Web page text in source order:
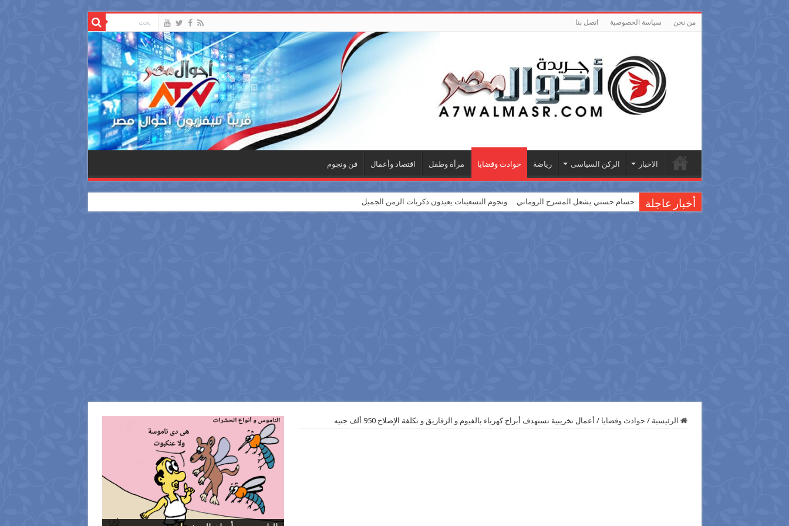
من نحن سياسة الخصوصية اتصل بنا
الاخبار الركن السياسى رياضة حوادث وقضايا مرأة وطفل اقتصاد وأعمال فن ونجوم
أخبار عاجلة حسام حسني يشعل المسرح الروماني …ونجوم التسعينات يعيدون ذكريات الزمن الجميل
الرئيسية / حوادث وقضايا / أعمال تخريبية تستهدف أبراج كهرباء بالفيوم و الزقازيق و تكلفة الإصلاح 950 ألف جنيه